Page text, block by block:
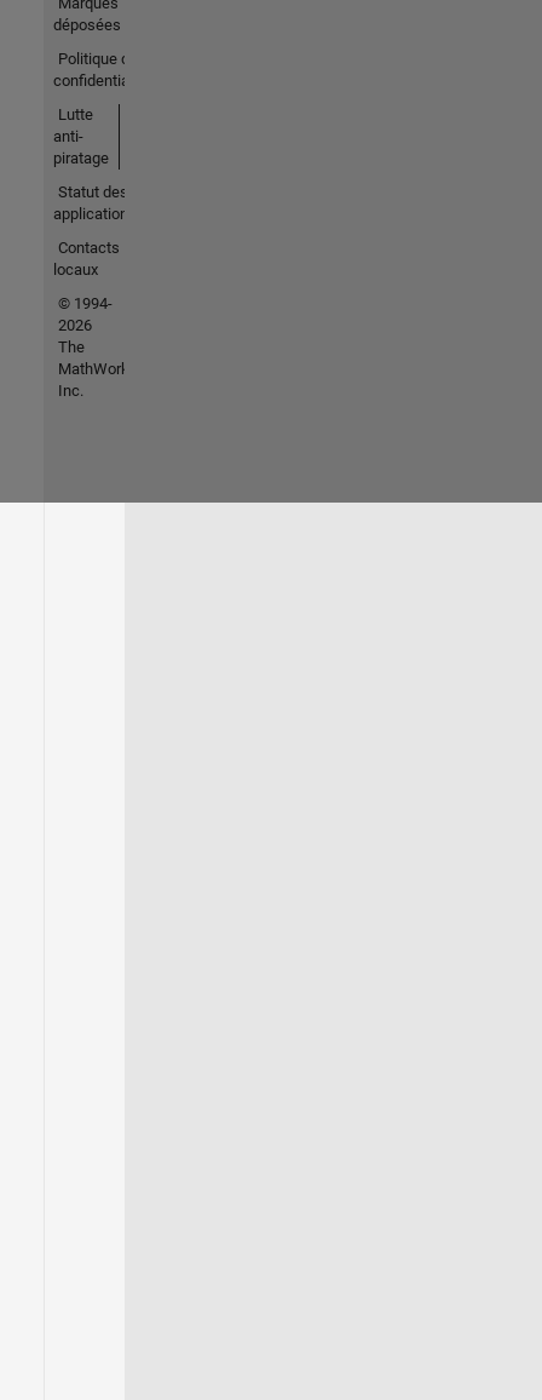
déposées
Politique de
confidentialité
Lutte
anti-
piratage
Statut des
applications
Contacts
locaux
© 1994-
2026
The
MathWorks,
Inc.